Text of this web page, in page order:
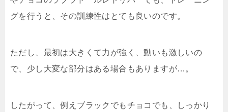
グを行うと、その訓練性はとても良いのです。
ただし、最初は大きくて力が強く、動いも激しいの
で、少し大変な部分はある場合もありますが…。
したがって、例えブラックでもチョコでも、しっかり